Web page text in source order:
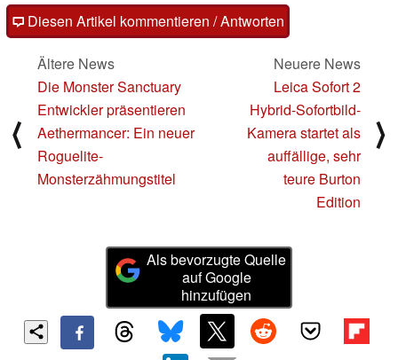
Diesen Artikel kommentieren / Antworten
⟨
Ältere News
Die Monster Sanctuary
Entwickler präsentieren
Aethermancer: Ein neuer
Roguelite-
Monsterzähmungstitel
Neuere News
Leica Sofort 2
Hybrid-Sofortbild-
Kamera startet als
auffällige, sehr
teure Burton
Edition
⟩
Als bevorzugte Quelle
auf Google
hinzufügen